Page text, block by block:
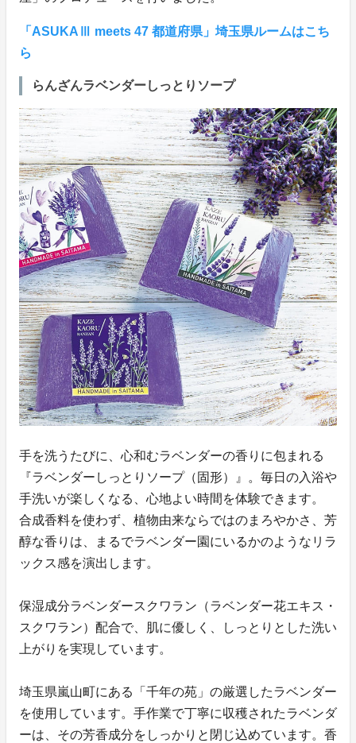
「ASUKAⅢ meets 47 都道府県」埼玉県ルームはこち
ら
らんざんラベンダーしっとりソープ
手を洗うたびに、心和むラベンダーの香りに包まれる
『ラベンダーしっとりソープ（固形）』。毎日の入浴や
手洗いが楽しくなる、心地よい時間を体験できます。
合成香料を使わず、植物由来ならではのまろやかさ、芳
醇な香りは、まるでラベンダー園にいるかのようなリラ
ックス感を演出します。
保湿成分ラベンダースクワラン（ラベンダー花エキス・
スクワラン）配合で、肌に優しく、しっとりとした洗い
上がりを実現しています。
埼玉県嵐山町にある「千年の苑」の厳選したラベンダー
を使用しています。手作業で丁寧に収穫されたラベンダ
ーは、その芳香成分をしっかりと閉じ込めています。香